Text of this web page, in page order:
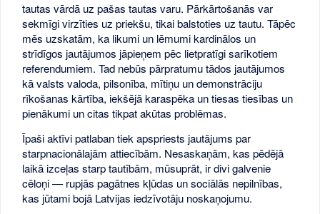
tautas vārdā uz pašas tautas varu. Pārkārtošanās var
sekmīgi virzīties uz priekšu, tikai balstoties uz tautu. Tāpēc
mēs uzskatām, ka likumi un lēmumi kardinālos un
strīdīgos jautājumos jāpieņem pēc lietpratīgi sarīkotiem
referendumiem. Tad nebūs pārpratumu tādos jautājumos
kā valsts valoda, pilsonība, mītiņu un demonstrāciju
rīkošanas kārtība, iekšējā karaspēka un tiesas tiesības un
pienākumi un citas tikpat akūtas problēmas.
Īpaši aktīvi patlaban tiek apspriests jautājums par
starpnacionālajām attiecībām. Nesaskaņām, kas pēdējā
laikā izceļas starp tautībām, mūsuprāt, ir divi galvenie
cēloņi — rupjās pagātnes kļūdas un sociālās nepilnības,
kas jūtami bojā Latvijas iedzīvotāju noskaņojumu.